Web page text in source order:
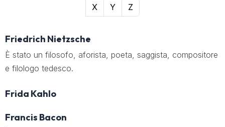
X Y Z
Friedrich Nietzsche
È stato un filosofo, aforista, poeta, saggista, compositore
e filologo tedesco.
Frida Kahlo
Francis Bacon